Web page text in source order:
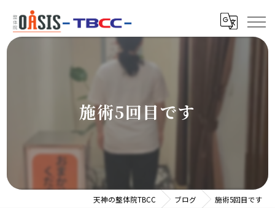
施術5回目です
天神の整体院TBCC ブログ 施術5回目です